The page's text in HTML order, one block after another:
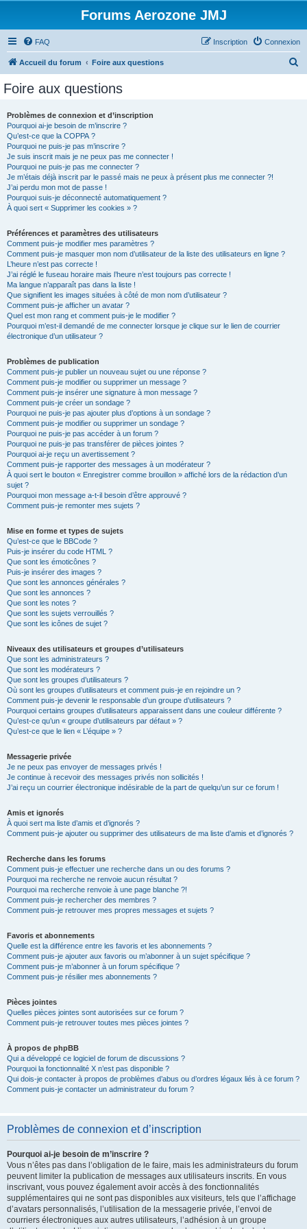
Forums Aerozone JMJ
FAQ Connexion
Inscription
Accueil du forum Foire aux questions
Foire aux questions
Problèmes de connexion et d’inscription
Pourquoi ai-je besoin de m’inscrire ?
Qu’est-ce que la COPPA ?
Pourquoi ne puis-je pas m’inscrire ?
Je suis inscrit mais je ne peux pas me connecter !
Pourquoi ne puis-je pas me connecter ?
Je m’étais déjà inscrit par le passé mais ne peux à présent plus me connecter ?!
J’ai perdu mon mot de passe !
Pourquoi suis-je déconnecté automatiquement ?
À quoi sert « Supprimer les cookies » ?
Préférences et paramètres des utilisateurs
Comment puis-je modifier mes paramètres ?
Comment puis-je masquer mon nom d’utilisateur de la liste des utilisateurs en ligne ?
L’heure n’est pas correcte !
J’ai réglé le fuseau horaire mais l’heure n’est toujours pas correcte !
Ma langue n’apparaît pas dans la liste !
Que signifient les images situées à côté de mon nom d’utilisateur ?
Comment puis-je afficher un avatar ?
Quel est mon rang et comment puis-je le modifier ?
Pourquoi m’est-il demandé de me connecter lorsque je clique sur le lien de courrier
électronique d’un utilisateur ?
Problèmes de publication
Comment puis-je publier un nouveau sujet ou une réponse ?
Comment puis-je modifier ou supprimer un message ?
Comment puis-je insérer une signature à mon message ?
Comment puis-je créer un sondage ?
Pourquoi ne puis-je pas ajouter plus d’options à un sondage ?
Comment puis-je modifier ou supprimer un sondage ?
Pourquoi ne puis-je pas accéder à un forum ?
Pourquoi ne puis-je pas transférer de pièces jointes ?
Pourquoi ai-je reçu un avertissement ?
Comment puis-je rapporter des messages à un modérateur ?
À quoi sert le bouton « Enregistrer comme brouillon » affiché lors de la rédaction d’un
sujet ?
Pourquoi mon message a-t-il besoin d’être approuvé ?
Comment puis-je remonter mes sujets ?
Mise en forme et types de sujets
Qu’est-ce que le BBCode ?
Puis-je insérer du code HTML ?
Que sont les émoticônes ?
Puis-je insérer des images ?
Que sont les annonces générales ?
Que sont les annonces ?
Que sont les notes ?
Que sont les sujets verrouillés ?
Que sont les icônes de sujet ?
Niveaux des utilisateurs et groupes d’utilisateurs
Que sont les administrateurs ?
Que sont les modérateurs ?
Que sont les groupes d’utilisateurs ?
Où sont les groupes d’utilisateurs et comment puis-je en rejoindre un ?
Comment puis-je devenir le responsable d’un groupe d’utilisateurs ?
Pourquoi certains groupes d’utilisateurs apparaissent dans une couleur différente ?
Qu’est-ce qu’un « groupe d’utilisateurs par défaut » ?
Qu’est-ce que le lien « L’équipe » ?
Messagerie privée
Je ne peux pas envoyer de messages privés !
Je continue à recevoir des messages privés non sollicités !
J’ai reçu un courrier électronique indésirable de la part de quelqu’un sur ce forum !
Amis et ignorés
À quoi sert ma liste d’amis et d’ignorés ?
Comment puis-je ajouter ou supprimer des utilisateurs de ma liste d’amis et d’ignorés ?
Recherche dans les forums
Comment puis-je effectuer une recherche dans un ou des forums ?
Pourquoi ma recherche ne renvoie aucun résultat ?
Pourquoi ma recherche renvoie à une page blanche ?!
Comment puis-je rechercher des membres ?
Comment puis-je retrouver mes propres messages et sujets ?
Favoris et abonnements
Quelle est la différence entre les favoris et les abonnements ?
Comment puis-je ajouter aux favoris ou m’abonner à un sujet spécifique ?
Comment puis-je m’abonner à un forum spécifique ?
Comment puis-je résilier mes abonnements ?
Pièces jointes
Quelles pièces jointes sont autorisées sur ce forum ?
Comment puis-je retrouver toutes mes pièces jointes ?
À propos de phpBB
Qui a développé ce logiciel de forum de discussions ?
Pourquoi la fonctionnalité X n’est pas disponible ?
Qui dois-je contacter à propos de problèmes d’abus ou d’ordres légaux liés à ce forum ?
Comment puis-je contacter un administrateur du forum ?
Problèmes de connexion et d’inscription
Pourquoi ai-je besoin de m’inscrire ?
Vous n’êtes pas dans l’obligation de le faire, mais les administrateurs du forum
peuvent limiter la publication de messages aux utilisateurs inscrits. En vous
inscrivant, vous pouvez également avoir accès à des fonctionnalités
supplémentaires qui ne sont pas disponibles aux visiteurs, tels que l’affichage
d’avatars personnalisés, l’utilisation de la messagerie privée, l’envoi de
courriers électroniques aux autres utilisateurs, l’adhésion à un groupe